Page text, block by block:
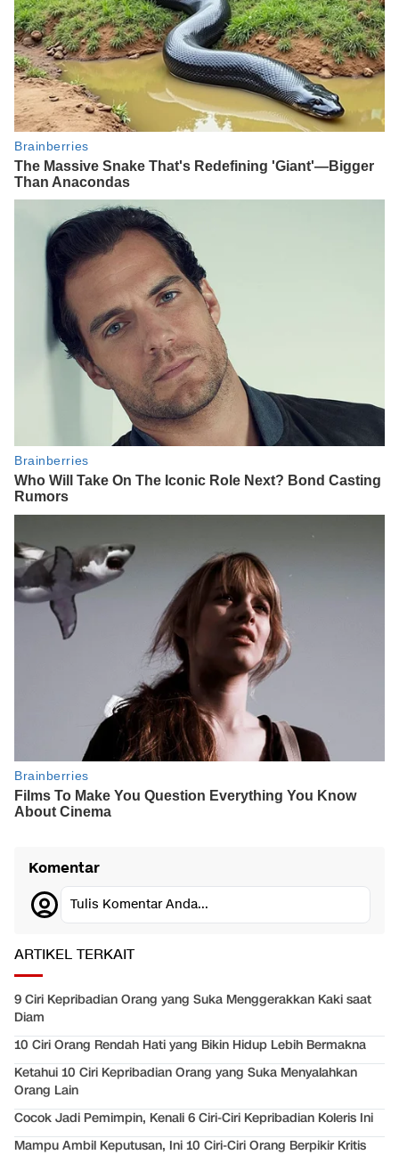
Komentar
Tulis Komentar Anda...
ARTIKEL TERKAIT
9 Ciri Kepribadian Orang yang Suka Menggerakkan Kaki saat
Diam
10 Ciri Orang Rendah Hati yang Bikin Hidup Lebih Bermakna
Ketahui 10 Ciri Kepribadian Orang yang Suka Menyalahkan
Orang Lain
Cocok Jadi Pemimpin, Kenali 6 Ciri-Ciri Kepribadian Koleris Ini
Mampu Ambil Keputusan, Ini 10 Ciri-Ciri Orang Berpikir Kritis